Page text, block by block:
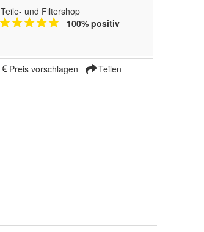
Teile- und Filtershop
100% positiv
Preis vorschlagen Teilen